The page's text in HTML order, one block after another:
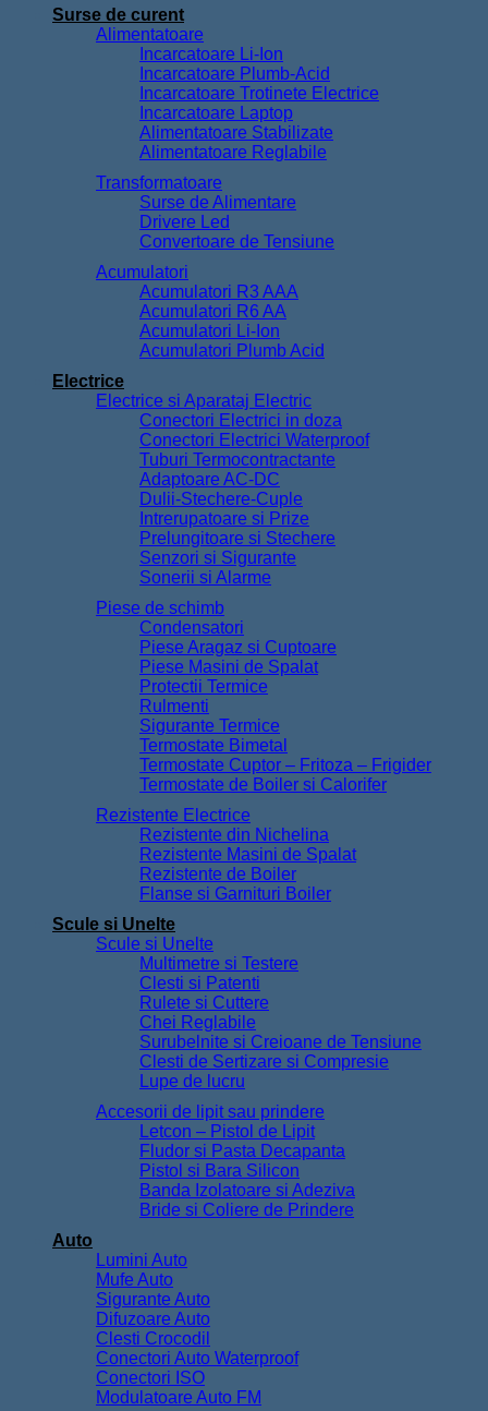
Surse de curent
Alimentatoare
Incarcatoare Li-Ion
Incarcatoare Plumb-Acid
Incarcatoare Trotinete Electrice
Incarcatoare Laptop
Alimentatoare Stabilizate
Alimentatoare Reglabile
Transformatoare
Surse de Alimentare
Drivere Led
Convertoare de Tensiune
Acumulatori
Acumulatori R3 AAA
Acumulatori R6 AA
Acumulatori Li-Ion
Acumulatori Plumb Acid
Electrice
Electrice si Aparataj Electric
Conectori Electrici in doza
Conectori Electrici Waterproof
Tuburi Termocontractante
Adaptoare AC-DC
Dulii-Stechere-Cuple
Intrerupatoare si Prize
Prelungitoare si Stechere
Senzori si Sigurante
Sonerii si Alarme
Piese de schimb
Condensatori
Piese Aragaz si Cuptoare
Piese Masini de Spalat
Protectii Termice
Rulmenti
Sigurante Termice
Termostate Bimetal
Termostate Cuptor – Fritoza – Frigider
Termostate de Boiler si Calorifer
Rezistente Electrice
Rezistente din Nichelina
Rezistente Masini de Spalat
Rezistente de Boiler
Flanse si Garnituri Boiler
Scule si Unelte
Scule si Unelte
Multimetre si Testere
Clesti si Patenti
Rulete si Cuttere
Chei Reglabile
Surubelnite si Creioane de Tensiune
Clesti de Sertizare si Compresie
Lupe de lucru
Accesorii de lipit sau prindere
Letcon – Pistol de Lipit
Fludor si Pasta Decapanta
Pistol si Bara Silicon
Banda Izolatoare si Adeziva
Bride si Coliere de Prindere
Auto
Lumini Auto
Mufe Auto
Sigurante Auto
Difuzoare Auto
Clesti Crocodil
Conectori Auto Waterproof
Conectori ISO
Modulatoare Auto FM